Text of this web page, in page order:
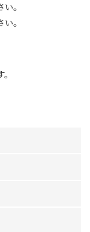
。
。